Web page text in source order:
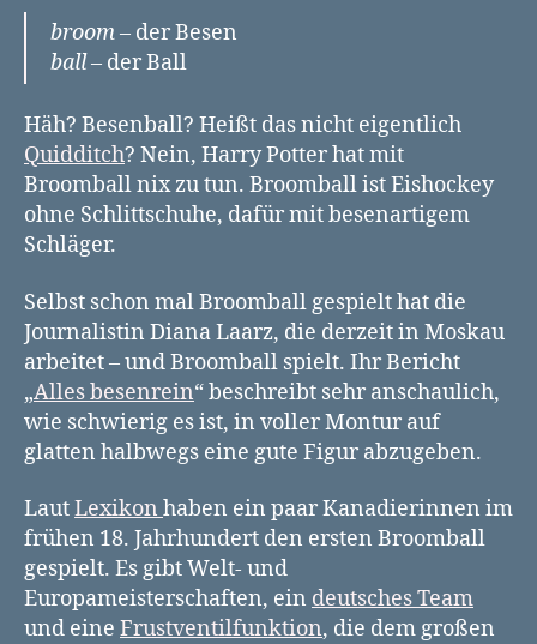
Broomball
broom– der Besen
ball– der Ball
Häh? Besenball? Heißt das nicht eigentlich
Quidditch? Nein, Harry Potter hat mit
Broomball nix zu tun. Broomball ist Eishockey
ohne Schlittschuhe, dafür mit besenartigem
Schläger.
Selbst schon mal Broomball gespielt hat die
Journalistin Diana Laarz, die derzeit in Moskau
arbeitet – und Broomball spielt. Ihr Bericht
„Alles besenrein“ beschreibt sehr anschaulich,
wie schwierig es ist, in voller Montur auf
glatten halbwegs eine gute Figur abzugeben.
LautLexikon haben ein paar Kanadierinnen im
frühen 18. Jahrhundert den ersten Broomball
gespielt. Es gibt Welt- und
Europameisterschaften, ein deutsches Team
und eine Frustventilfunktion, die dem großen